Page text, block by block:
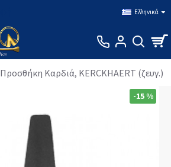
Ελληνικά
Προσθήκη Καρδιά, KERCKHAERT (ζευγ.)
-15 %